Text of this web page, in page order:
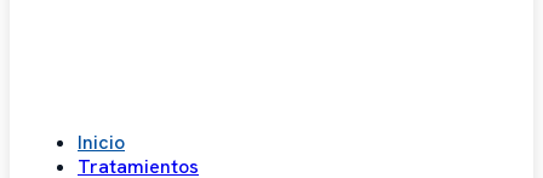
Inicio
Tratamientos